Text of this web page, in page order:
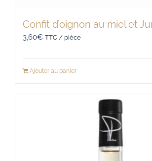
Confit d’oignon au miel et
3,60€ TTC / pièce
Ajouter au panier